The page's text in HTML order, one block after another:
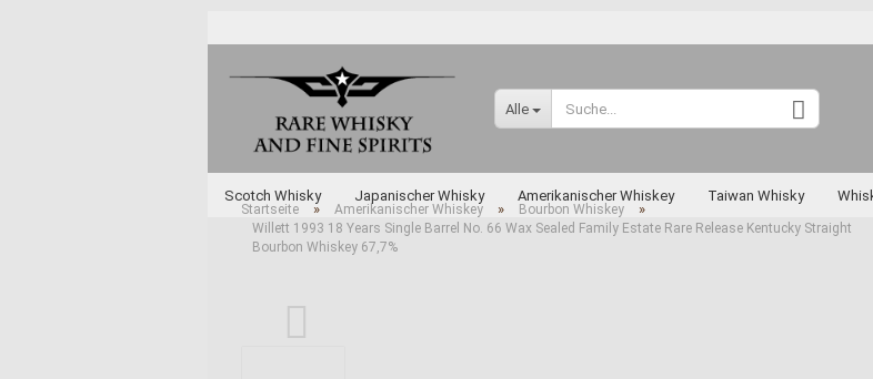
Sprache
Alle
Scotch Whisky Japanischer Whisky Amerikanischer Whiskey Taiwan Whisky
Unabhängige Abfüller Whisky und Whiskey nach Art und Sorten Diverse Raritäten
Startseite » Amerikanischer Whiskey » Bourbon Whiskey »
Willett 1993 18 Years Single Barrel No. 66 Wax Sealed Family Estate Rare Release Kentucky Straight
Bourbon Whiskey 67,7%